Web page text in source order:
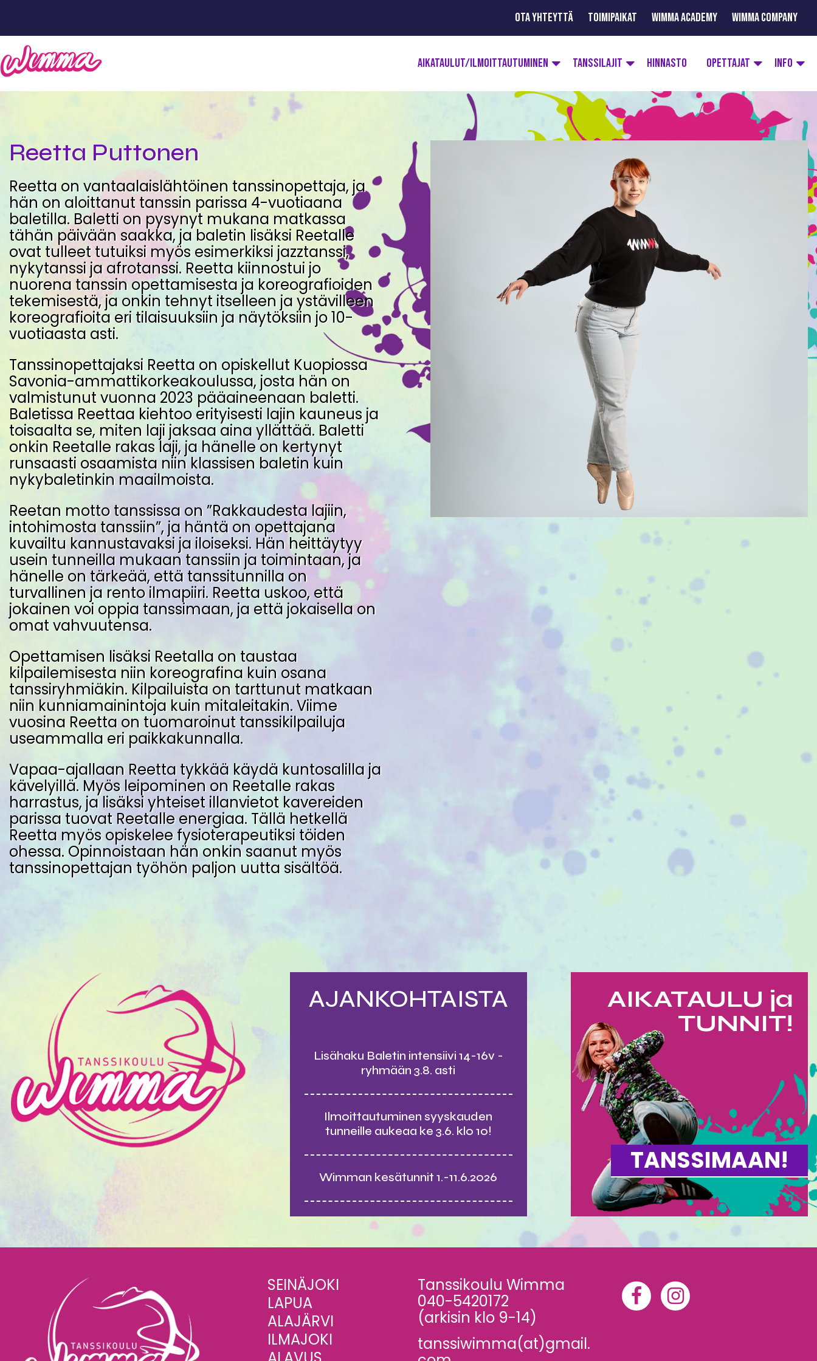
OTA YHTEYTTÄ TOIMIPAIKAT WIMMA ACADEMY WIMMA COMPANY
AIKATAULUT/ILMOITTAUTUMINEN TANSSILAJIT HINNASTO OPETTAJAT INFO
Reetta Puttonen
Reetta on vantaalaislähtöinen tanssinopettaja, ja
hän on aloittanut tanssin parissa 4-vuotiaana
baletilla. Baletti on pysynyt mukana matkassa
tähän päivään saakka, ja baletin lisäksi Reetalle
ovat tulleet tutuiksi myös esimerkiksi jazztanssi,
nykytanssi ja afrotanssi. Reetta kiinnostui jo
nuorena tanssin opettamisesta ja koreografioiden
tekemisestä, ja onkin tehnyt itselleen ja ystävilleen
koreografioita eri tilaisuuksiin ja näytöksiin jo 10-
vuotiaasta asti.
Tanssinopettajaksi Reetta on opiskellut Kuopiossa
Savonia-ammattikorkeakoulussa, josta hän on
valmistunut vuonna 2023 pääaineenaan baletti.
Baletissa Reettaa kiehtoo erityisesti lajin kauneus ja
toisaalta se, miten laji jaksaa aina yllättää. Baletti
onkin Reetalle rakas laji, ja hänelle on kertynyt
runsaasti osaamista niin klassisen baletin kuin
nykybaletinkin maailmoista.
Reetan motto tanssissa on ”Rakkaudesta lajiin,
intohimosta tanssiin”, ja häntä on opettajana
kuvailtu kannustavaksi ja iloiseksi. Hän heittäytyy
usein tunneilla mukaan tanssiin ja toimintaan, ja
hänelle on tärkeää, että tanssitunnilla on
turvallinen ja rento ilmapiiri. Reetta uskoo, että
jokainen voi oppia tanssimaan, ja että jokaisella on
omat vahvuutensa.
Opettamisen lisäksi Reetalla on taustaa
kilpailemisesta niin koreografina kuin osana
tanssiryhmiäkin. Kilpailuista on tarttunut matkaan
niin kunniamainintoja kuin mitaleitakin. Viime
vuosina Reetta on tuomaroinut tanssikilpailuja
useammalla eri paikkakunnalla.
Vapaa-ajallaan Reetta tykkää käydä kuntosalilla ja
kävelyillä. Myös leipominen on Reetalle rakas
harrastus, ja lisäksi yhteiset illanvietot kavereiden
parissa tuovat Reetalle energiaa. Tällä hetkellä
Reetta myös opiskelee fysioterapeutiksi töiden
ohessa. Opinnoistaan hän onkin saanut myös
tanssinopettajan työhön paljon uutta sisältöä.
AJANKOHTAISTA
Lisähaku Baletin intensiivi 14-16v -
ryhmään 3.8. asti
Ilmoittautuminen syyskauden
tunneille aukeaa ke 3.6. klo 10!
Wimman kesätunnit 1.-11.6.2026
AIKATAULU ja
TUNNIT!
TANSSIMAAN!
SEINÄJOKI
LAPUA
ALAJÄRVI
ILMAJOKI
Tanssikoulu Wimma
040-5420172
(arkisin klo 9-14)
tanssiwimma(at)gmail.